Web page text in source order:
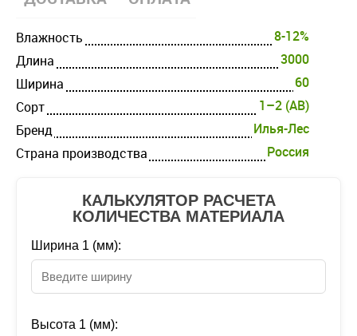
Влажность
8-12%
Длина
3000
Ширина
60
Cорт
1–2 (AB)
Бренд
Илья-Лес
Страна производства
Россия
КАЛЬКУЛЯТОР РАСЧЕТА
КОЛИЧЕСТВА МАТЕРИАЛА
Ширина 1 (мм):
Высота 1 (мм):